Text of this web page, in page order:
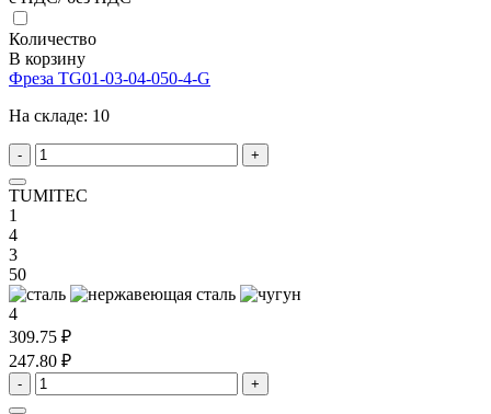
Количество
В корзину
Фреза TG01-03-04-050-4-G
На складе: 10
- +
TUMITEC
1
4
3
50
4
309.75 ₽
247.80 ₽
- +